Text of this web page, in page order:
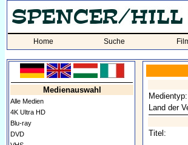
Home Suche
Medienauswahl
Alle Medien
4K Ultra HD
Blu-ray
DVD
Medientyp:
Land der
Titel: